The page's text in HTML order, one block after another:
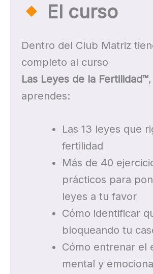
El curso
Dentro del Club Matriz
completo al curso
Las Leyes de la Fertilidad™
aprendes:
Las 13 leyes que
fertilidad
Más de 40
prácticos para
leyes a tu favor
Cómo identificar
bloqueando tu
Cómo entrenar el
mental y